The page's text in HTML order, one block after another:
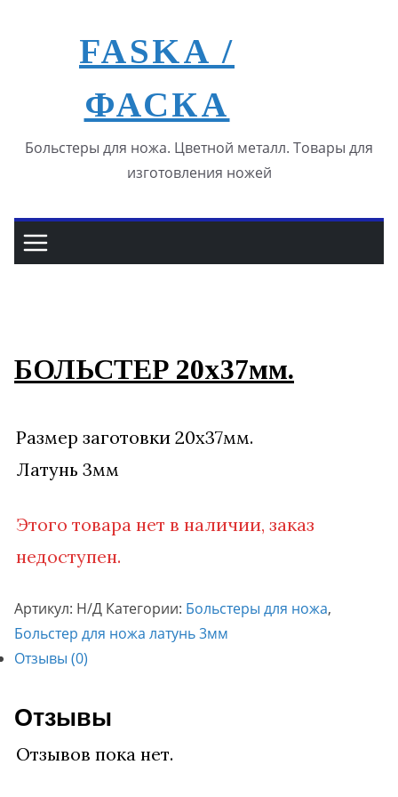
содержимомуFASKA /
ФАСКА
Больстеры для ножа. Цветной металл. Товары для
изготовления ножей
БОЛЬСТЕР 20х37мм.
Размер заготовки 20х37мм.
Латунь 3мм
Этого товара нет в наличии, заказ
недоступен.
Артикул: Н/Д Категории: Больстеры для ножа,
Больстер для ножа латунь 3мм
Отзывы (0)
Отзывы
Отзывов пока нет.